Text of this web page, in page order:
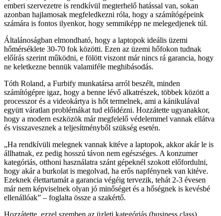
emberi szervezetre is rendkívül megterhelő hatással van, sokan
azonban hajlamosak megfeledkezni róla, hogy a számítógépeink
számára is fontos ilyenkor, hogy semmiképp ne melegedjenek túl.
Általánoságban elmondható, hogy a laptopok ideális üzemi
hőmérséklete 30-70 fok közötti. Ezen az üzemi hőfokon tudnak
előírás szerint működni, e fölött viszont már nincs rá garancia, hogy
ne keletkezne bennük valamiféle meghibásodás.
Tóth Roland, a Furbify munkatársa arról beszélt, minden
számítógépre igaz, hogy a benne lévő alkatrészek, többek között a
processzor és a videokártya is hőt termelnek, ami a kánikulával
együtt váratlan problémákat tud előidézni. Hozzátette ugyanakkor,
hogy a modern eszközök már megfelelő védelemmel vannak ellátva
és visszavesznek a teljesítményből szükség esetén.
Ha rendkívüli melegnek vannak kitéve a laptopok, akkor akár le is
állhatnak, ez pedig hosszú távon nem egészséges. A konzumer
kategóriás, otthoni használatra szánt gépeknél szokott előfordulni,
hogy akár a burkolat is megolvad, ha erős napfénynek van kitéve.
Ezeknek élettartamát a garancia végéig tervezik, tehát 2-3 évesen
már nem képviselnek olyan jó minőséget és a hőségnek is kevésbé
ellenállóak
– foglalta össze a szakértő.
Hozzátette, ezzel szemben az üzleti kategóriás (business class)